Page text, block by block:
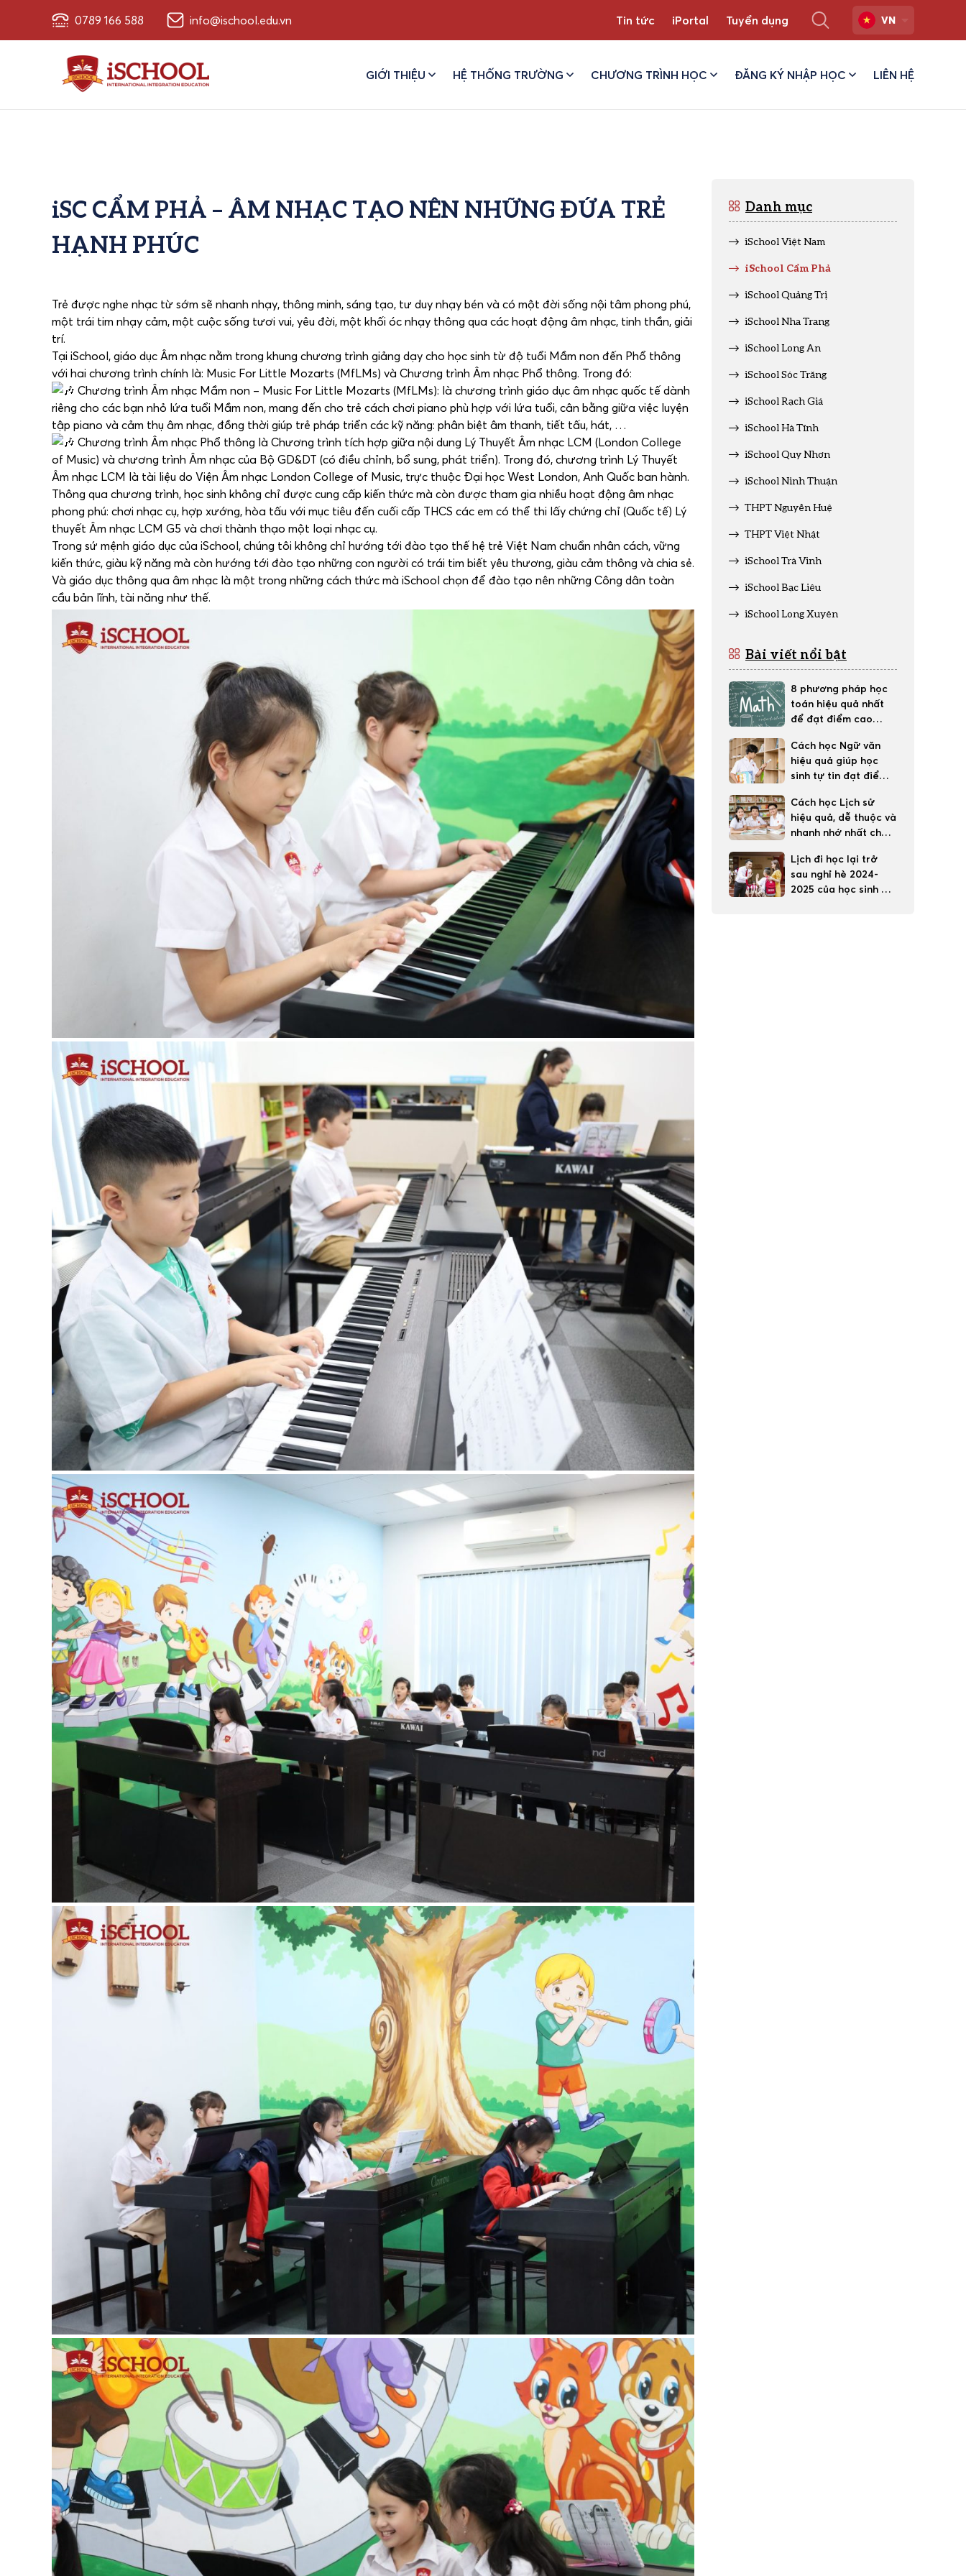
0789 166 588 info@ischool.edu.vn Tin tức iPortal Tuyển dụng VN
GIỚI THIỆU HỆ THỐNG TRƯỜNG CHƯƠNG TRÌNH HỌC ĐĂNG KÝ NHẬP HỌC LIÊN HỆ
iSC CẨM PHẢ – ÂM NHẠC TẠO NÊN NHỮNG ĐỨA TRẺ
HẠNH PHÚC
Trẻ được nghe nhạc từ sớm sẽ nhanh nhạy, thông minh, sáng tạo, tư duy nhạy bén và có một đời sống nội tâm phong phú,
một trái tim nhạy cảm, một cuộc sống tươi vui, yêu đời, một khối óc nhạy thông qua các hoạt động âm nhạc, tinh thần, giải
trí.
Tại iSchool, giáo dục Âm nhạc nằm trong khung chương trình giảng dạy cho học sinh từ độ tuổi Mầm non đến Phổ thông
với hai chương trình chính là: Music For Little Mozarts (MfLMs) và Chương trình Âm nhạc Phổ thông. Trong đó:
Chương trình Âm nhạc Mầm non – Music For Little Mozarts (MfLMs): là chương trình giáo dục âm nhạc quốc tế dành
riêng cho các bạn nhỏ lứa tuổi Mầm non, mang đến cho trẻ cách chơi piano phù hợp với lứa tuổi, cân bằng giữa việc luyện
tập piano và cảm thụ âm nhạc, đồng thời giúp trẻ pháp triển các kỹ năng: phân biệt âm thanh, tiết tấu, hát, …
Chương trình Âm nhạc Phổ thông là Chương trình tích hợp giữa nội dung Lý Thuyết Âm nhạc LCM (London College
of Music) và chương trình Âm nhạc của Bộ GD&DT (có điều chỉnh, bổ sung, phát triển). Trong đó, chương trình Lý Thuyết
Âm nhạc LCM là tài liệu do Viện Âm nhạc London College of Music, trực thuộc Đại học West London, Anh Quốc ban hành.
Thông qua chương trình, học sinh không chỉ được cung cấp kiến thức mà còn được tham gia nhiều hoạt động âm nhạc
phong phú: chơi nhạc cụ, hợp xướng, hòa tấu với mục tiêu đến cuối cấp THCS các em có thể thi lấy chứng chỉ (Quốc tế) Lý
thuyết Âm nhạc LCM G5 và chơi thành thạo một loại nhạc cụ.
Trong sứ mệnh giáo dục của iSchool, chúng tôi không chỉ hướng tới đào tạo thế hệ trẻ Việt Nam chuẩn nhân cách, vững
kiến thức, giàu kỹ năng mà còn hướng tới đào tạo những con người có trái tim biết yêu thương, giàu cảm thông và chia sẻ.
Và giáo dục thông qua âm nhạc là một trong những cách thức mà iSchool chọn để đào tạo nên những Công dân toàn
cầu bản lĩnh, tài năng như thế.
Danh mục
iSchool Việt Nam
iSchool Cẩm Phả
iSchool Quảng Trị
iSchool Nha Trang
iSchool Long An
iSchool Sóc Trăng
iSchool Rạch Giá
iSchool Hà Tĩnh
iSchool Quy Nhơn
iSchool Ninh Thuận
THPT Nguyễn Huệ
THPT Việt Nhật
iSchool Trà Vinh
iSchool Bạc Liêu
iSchool Long Xuyên
Bài viết nổi bật
8 phương pháp học
toán hiệu quả nhất
để đạt điểm cao
Cách học Ngữ văn
hiệu quả giúp học
sinh tự tin đạt điểm
Cách học Lịch sử
hiệu quả, dễ thuộc và
nhanh nhớ nhất cho
Lịch đi học lại trở
sau nghỉ hè 2024-
2025 của học sinh 63